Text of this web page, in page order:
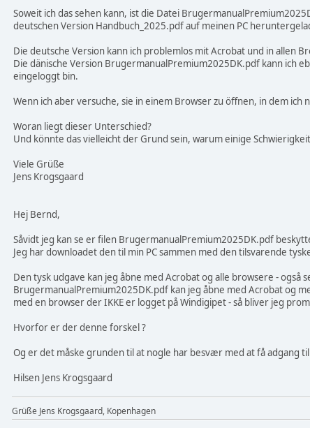
Soweit ich das sehen kann, ist die Datei
deutschen Version Handbuch_2025.pdf auf meinen PC
Die deutsche Version kann ich problemlos mit Acrobat und in allen
Die dänische Version BrugermanualPremium2025DK.pdf kann ich
eingeloggt bin.
Wenn ich aber versuche, sie in einem Browser zu öffnen, in dem
Woran liegt dieser Unterschied?
Und könnte das vielleicht der Grund sein, warum einige
Viele Grüße
Jens Krogsgaard
Hej Bernd,
Såvidt jeg kan se er filen BrugermanualPremium2025DK.pdf
Jeg har downloadet den til min PC sammen med den tilsvarende
Den tysk udgave kan jeg åbne med Acrobat og alle browsere -
BrugermanualPremium2025DK.pdf kan jeg åbne med Acrobat og
med en browser der IKKE er logget på Windigipet - så bliver jeg
Hvorfor er der denne forskel ?
Og er det måske grunden til at nogle har besvær med at få adgang
Hilsen Jens Krogsgaard
Grüße Jens Krogsgaard, Kopenhagen